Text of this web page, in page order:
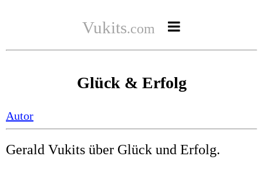
Vukits.com 
Live
Glück & Erfolg
Autor
Gerald Vukits über Glück und Erfolg.